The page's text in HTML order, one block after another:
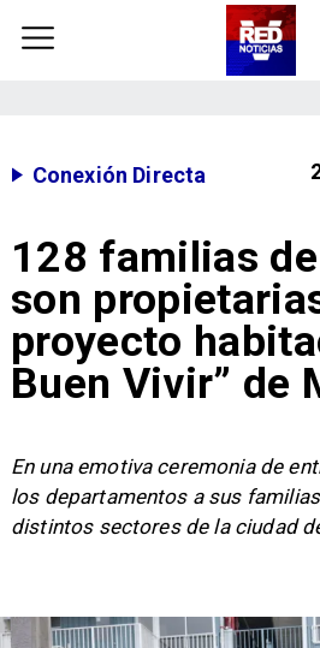
Conexión Directa
128 familias
son
proyecto
Buen Vivir” de
​En una emotiva ceremonia de
los departamentos a sus
distintos sectores de la ciudad